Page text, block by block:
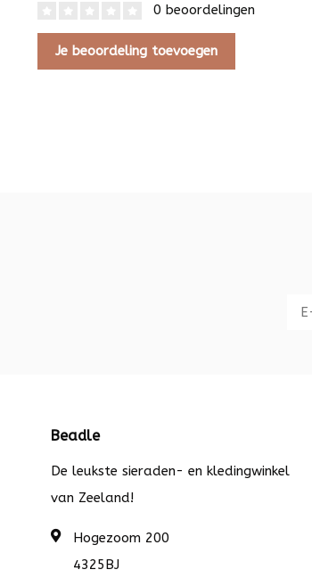
0 beoordelingen
Je beoordeling toevoegen
Beadle
De leukste sieraden- en kledingwinkel
van Zeeland!
Hogezoom 200
4325BJ